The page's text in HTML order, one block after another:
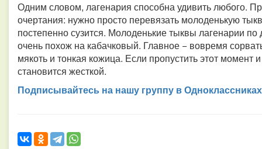
Одним словом, лагенария способна удивить любого.
очертания: нужно просто перевязать молоденькую
постепенно сузится. Молоденькие тыквы лагенарии
очень похож на кабачковый. Главное − вовремя
мякоть и тонкая кожица. Если пропустить этот момент
становится жесткой.
Подписывайтесь на нашу группу в Одноклассниках